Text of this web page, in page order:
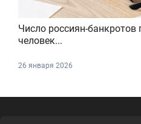
Число россиян-
человек...
26 января 2026